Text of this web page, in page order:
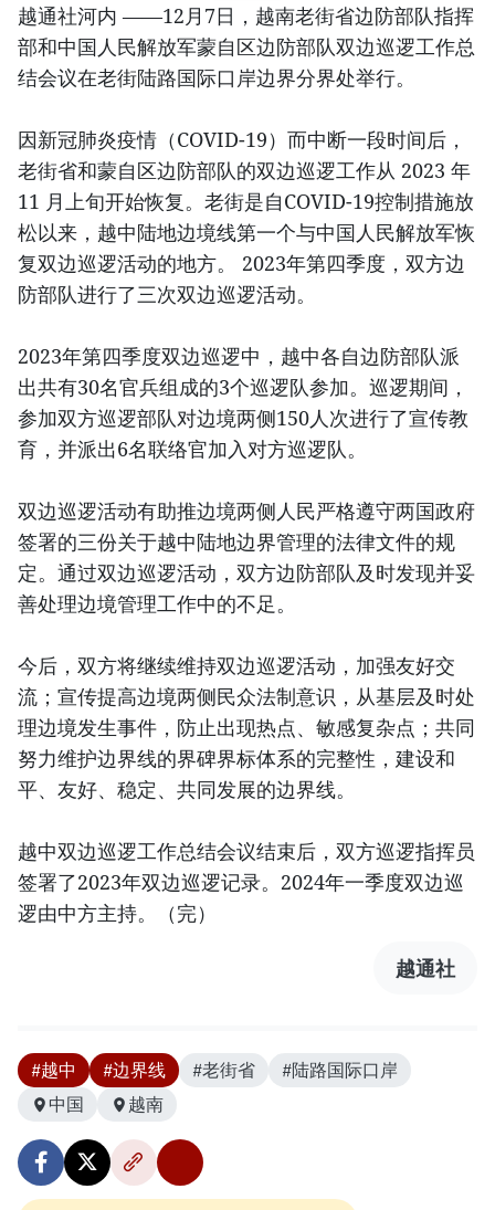
越通社河内 ——12月7日，越南老街省边防部队指挥
部和中国人民解放军蒙自区边防部队双边巡逻工作总
结会议在老街陆路国际口岸边界分界处举行。
因新冠肺炎疫情（COVID-19）而中断一段时间后，
老街省和蒙自区边防部队的双边巡逻工作从 2023 年
11 月上旬开始恢复。老街是自COVID-19控制措施放
松以来，越中陆地边境线第一个与中国人民解放军恢
复双边巡逻活动的地方。 2023年第四季度，双方边
防部队进行了三次双边巡逻活动。
2023年第四季度双边巡逻中，越中各自边防部队派
出共有30名官兵组成的3个巡逻队参加。巡逻期间，
参加双方巡逻部队对边境两侧150人次进行了宣传教
育，并派出6名联络官加入对方巡逻队。
双边巡逻活动有助推边境两侧人民严格遵守两国政府
签署的三份关于越中陆地边界管理的法律文件的规
定。通过双边巡逻活动，双方边防部队及时发现并妥
善处理边境管理工作中的不足。
今后，双方将继续维持双边巡逻活动，加强友好交
流；宣传提高边境两侧民众法制意识，从基层及时处
理边境发生事件，防止出现热点、敏感复杂点；共同
努力维护边界线的界碑界标体系的完整性，建设和
平、友好、稳定、共同发展的边界线。
越中双边巡逻工作总结会议结束后，双方巡逻指挥员
签署了2023年双边巡逻记录。2024年一季度双边巡
逻由中方主持。（完）
越通社
#越中 #边界线 #老街省
#陆路国际口岸
中国
越南